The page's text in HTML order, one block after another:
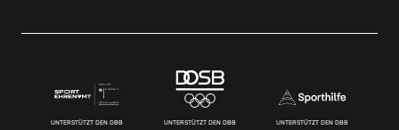
UNTERSTÜTZT DEN DBB UNTERSTÜTZT DEN DBB UNTERSTÜTZT DEN DBB